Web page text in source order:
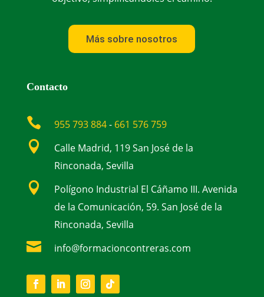
Más sobre nosotros
Contacto
 955 793 884- 661 576 759

Calle Madrid, 119 San José de la
Rinconada, Sevilla

Polígono Industrial El Cáñamo III. Avenida
de la Comunicación, 59. San José de la
Rinconada, Sevilla
 info@formacioncontreras.com